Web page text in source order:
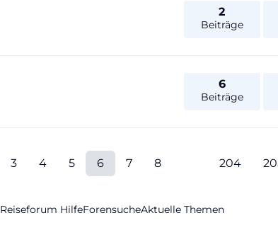
2
Beiträge
6
Beiträge
3 4 5 6 7 8 204
Reiseforum HilfeForensucheAktuelle Themen